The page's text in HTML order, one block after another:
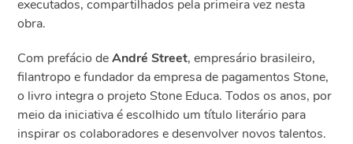
executados, compartilhados pela primeira vez nesta
obra.
Com prefácio deAndré Street, empresário brasileiro,
filantropo e fundador da empresa de pagamentos Stone,
o livro integra o projeto Stone Educa. Todos os anos, por
meio da iniciativa é escolhido um título literário para
inspirar os colaboradores e desenvolver novos talentos.